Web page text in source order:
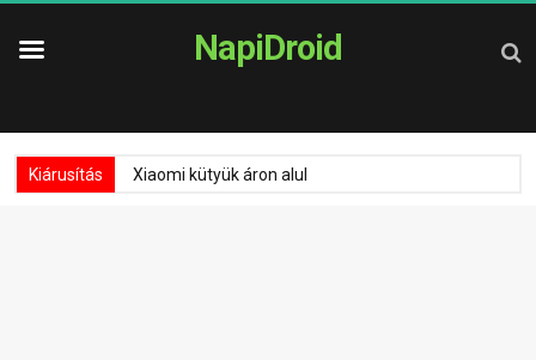
NapiDroid
Kiárusítás Xiaomi kütyük áron alul